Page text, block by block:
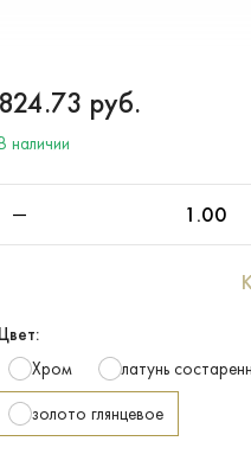
824.73 руб.
наличии
Цвет:
Хром
латунь
золото глянцевое